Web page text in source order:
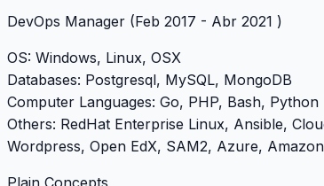
DevOps Manager (Feb 2017 - Abr 2021 )
OS: Windows, Linux, OSX
Databases: Postgresql, MySQL, MongoDB
Computer Languages: Go, PHP, Bash, Python
Others: RedHat Enterprise Linux, Ansible,
Wordpress, Open EdX, SAM2, Azure,